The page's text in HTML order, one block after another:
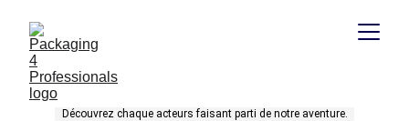
Découvrez chaque acteurs faisant parti de notre aventure.